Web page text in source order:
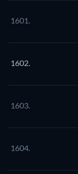
1601.
1602.
1603.
1604.